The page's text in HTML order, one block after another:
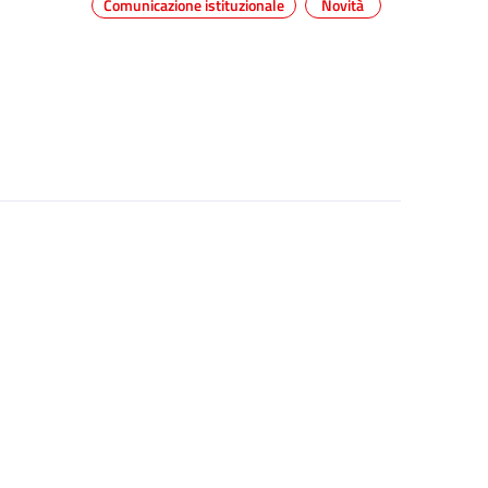
Comunicazione istituzionale Novità